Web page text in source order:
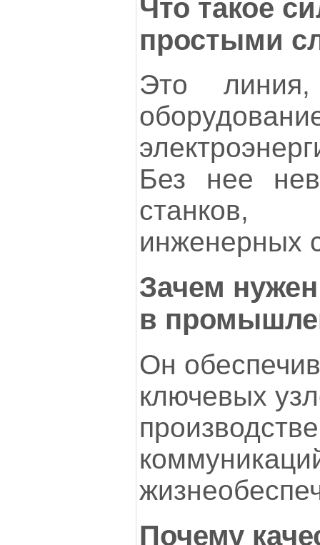
Что такое
простыми
Это
Без нее
инженерных
Зачем
в
Он
ключевых
Почему